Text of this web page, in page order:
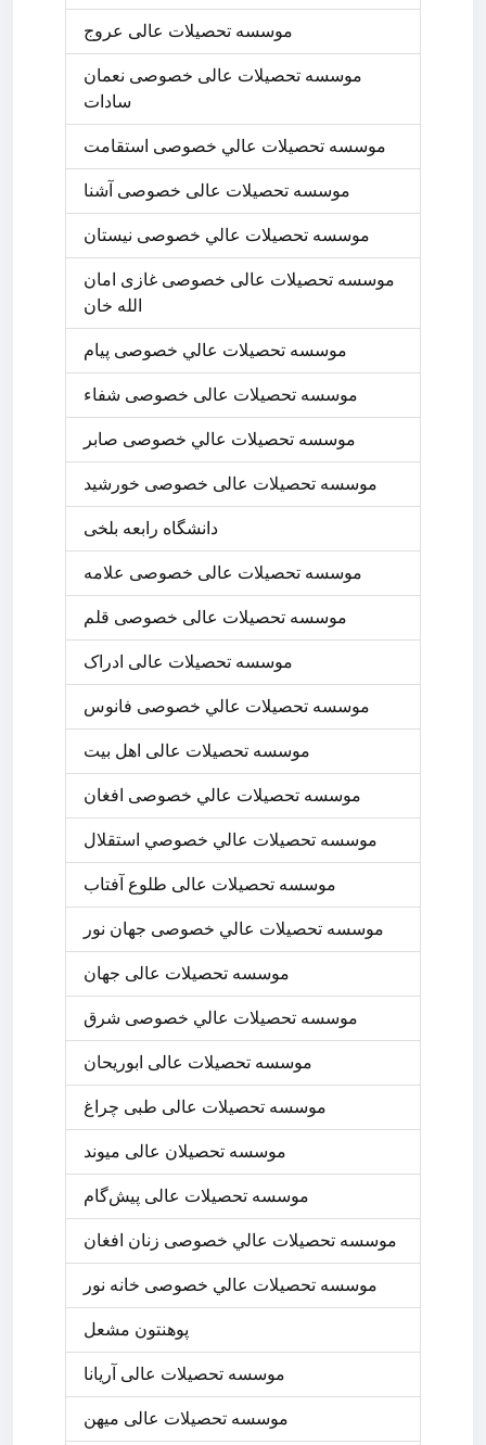
موسسه تحصیلات عالی عروج
موسسه تحصیلات عالی خصوصی نعمان
سادات
موسسه تحصيلات عالي خصوصی استقامت
موسسه تحصیلات عالی خصوصی آشنا
موسسه تحصيلات عالي خصوصی نیستان
موسسه تحصیلات عالی خصوصی غازی امان
الله خان
موسسه تحصيلات عالي خصوصی پیام
موسسه تحصیلات عالی خصوصی شفاء
موسسه تحصيلات عالي خصوصی صابر
موسسه تحصیلات عالی خصوصی خورشید
دانشگاه رابعه بلخی
موسسه تحصیلات عالی خصوصی علامه
موسسه تحصیلات عالی خصوصی قلم
موسسه تحصیلات عالی ادراک
موسسه تحصيلات عالي خصوصی فانوس
موسسه تحصیلات عالی اهل بیت
موسسه تحصيلات عالي خصوصی افغان
موسسه تحصيلات عالي خصوصي استقلال
موسسه تحصیلات عالی طلوع آفتاب
موسسه تحصيلات عالي خصوصی جهان نور
موسسه تحصیلات عالی جهان
موسسه تحصيلات عالي خصوصی شرق
موسسه تحصیلات عالی ابوریحان
موسسه تحصیلات عالی طبی چراغ
موسسه تحصیلان عالی میوند
موسسه تحصیلات عالی پیش‌گام
موسسه تحصيلات عالي خصوصی زنان افغان
موسسه تحصيلات عالي خصوصی خانه نور
پوهنتون مشعل
موسسه تحصیلات عالی آریانا
موسسه تحصیلات عالی میهن